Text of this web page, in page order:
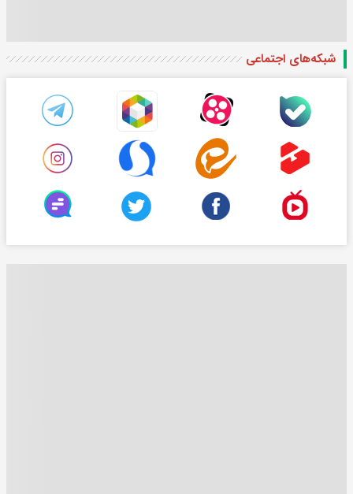
شبکه‌های اجتماعی